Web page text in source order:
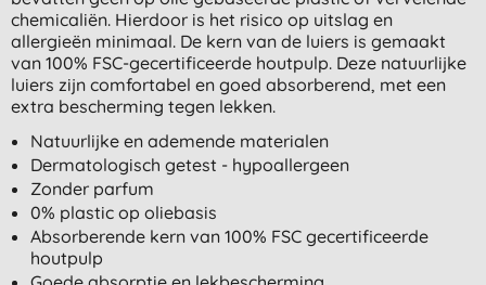
chemicaliën. Hierdoor is het risico op uitslag en
allergieën minimaal. De kern van de luiers is gemaakt
van 100% FSC-gecertificeerde houtpulp. Deze natuurlijke
luiers zijn comfortabel en goed absorberend, met een
extra bescherming tegen lekken.
Natuurlijke en ademende materialen
Dermatologisch getest - hypoallergeen
Zonder parfum
0% plastic op oliebasis
Absorberende kern van 100% FSC gecertificeerde
houtpulp